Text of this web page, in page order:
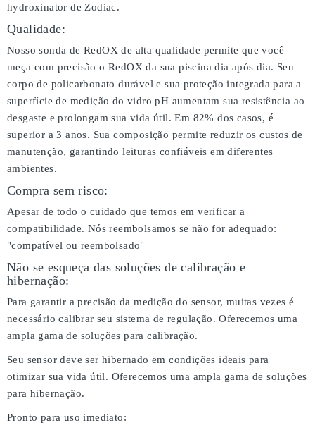
hydroxinator de Zodiac.
Qualidade:
Nosso sonda de RedOX de alta qualidade permite que você
meça com precisão o RedOX da sua piscina dia após dia. Seu
corpo de policarbonato durável e sua proteção integrada para a
superfície de medição do vidro pH aumentam sua resistência ao
desgaste e prolongam sua vida útil. Em 82% dos casos, é
superior a 3 anos. Sua composição permite reduzir os custos de
manutenção, garantindo leituras confiáveis em diferentes
ambientes.
Compra sem risco:
Apesar de todo o cuidado que temos em verificar a
compatibilidade. Nós reembolsamos se não for adequado:
"compatível ou reembolsado"
Não se esqueça das soluções de calibração e
hibernação:
Para garantir a precisão da medição do sensor, muitas vezes é
necessário calibrar seu sistema de regulação. Oferecemos uma
ampla gama de soluções para calibração.
Seu sensor deve ser hibernado em condições ideais para
otimizar sua vida útil. Oferecemos uma ampla gama de soluções
para hibernação.
Pronto para uso imediato: